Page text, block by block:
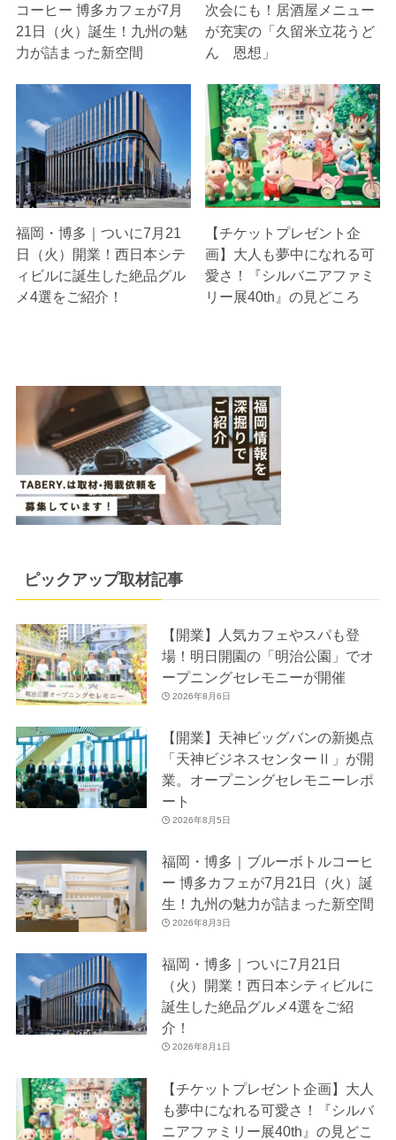
コーヒー 博多カフェが7月
21日（火）誕生！九州の魅
力が詰まった新空間
次会にも！居酒屋メニュー
が充実の「久留米立花うど
ん 恩想」
福岡・博多｜ついに7月21
日（火）開業！西日本シテ
ィビルに誕生した絶品グル
メ4選をご紹介！
【チケットプレゼント企
画】大人も夢中になれる可
愛さ！『シルバニアファミ
リー展40th』の見どころ
ピックアップ取材記事
【開業】人気カフェやスパも登
場！明日開園の「明治公園」でオ
ープニングセレモニーが開催
2026年8月6日
【開業】天神ビッグバンの新拠点
「天神ビジネスセンターⅡ」が開
業。オープニングセレモニーレポ
ート
2026年8月5日
福岡・博多｜ブルーボトルコーヒ
ー 博多カフェが7月21日（火）誕
生！九州の魅力が詰まった新空間
2026年8月3日
福岡・博多｜ついに7月21日
（火）開業！西日本シティビルに
誕生した絶品グルメ4選をご紹
介！
2026年8月1日
【チケットプレゼント企画】大人
も夢中になれる可愛さ！『シルバ
ニアファミリー展40th』の見どこ